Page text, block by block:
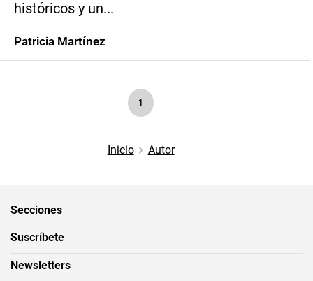
históricos y un...
Patricia Martínez
1
Inicio Autor
Secciones
Suscríbete
Newsletters